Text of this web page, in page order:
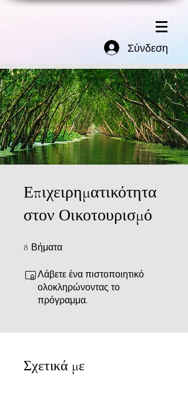
Σύνδεση
Επιχειρηματικότητα
στον Οικοτουρισμό
8 Βήματα
Λάβετε ένα πιστοποιητικό
ολοκληρώνοντας το
πρόγραμμα.
Σχετικά με